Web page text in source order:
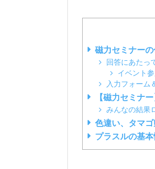
磁力セミナー
回答にあたっ
イベント
入力フォーム
【磁力セミナ
みんなの結果
色違い、タマ
プラスルの基